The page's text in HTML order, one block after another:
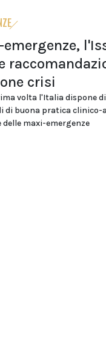
crisi
volta l'Italia dispone
di buona pratica clinico-
delle maxi-emergenze